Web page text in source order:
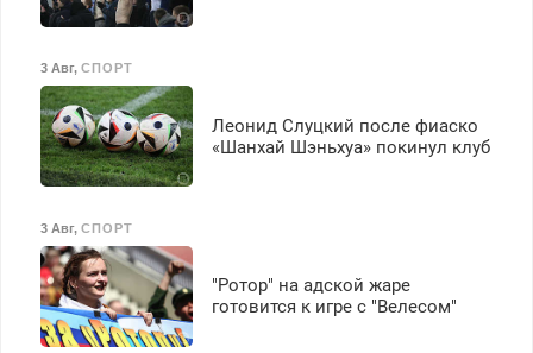
3 Авг, СПОРТ
Леонид Слуцкий после фиаско
«Шанхай Шэньхуа» покинул клуб
3 Авг, СПОРТ
"Ротор" на адской жаре
готовится к игре с "Велесом"